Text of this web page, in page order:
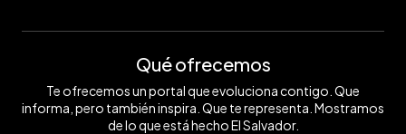
Qué ofrecemos
Te ofrecemos un portal que evoluciona contigo. Que
informa, pero también inspira. Que te representa. Mostramos
de lo que está hecho El Salvador.